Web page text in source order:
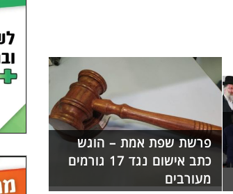
פרשת שפת אמת – הוגש
כתב אישום נגד 17 גורמים
מעורבים